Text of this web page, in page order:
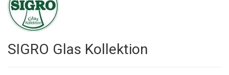
SIGRO Glas Kollektion